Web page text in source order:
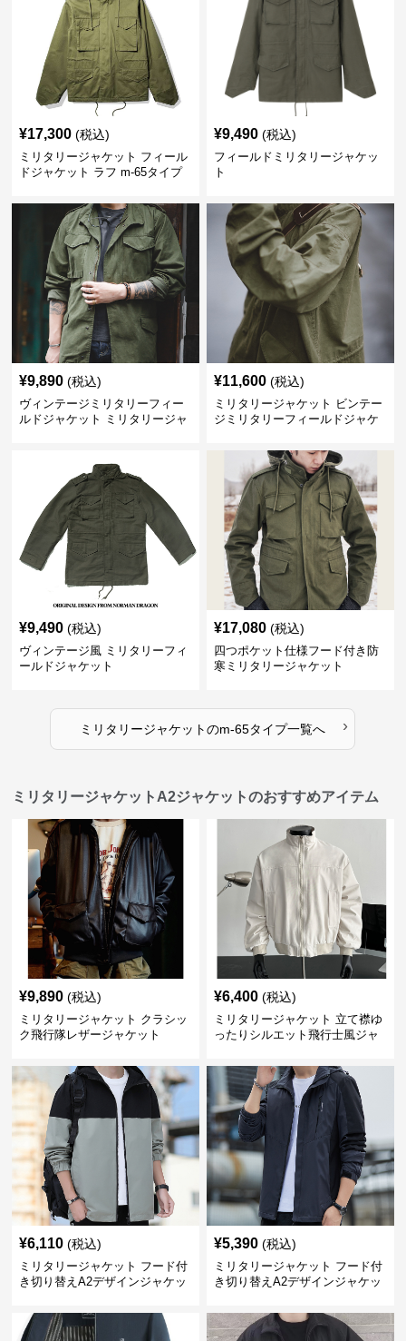
¥17,300 (税込)
ミリタリージャケット フィール
ドジャケット ラフ m-65タイプ
¥9,490 (税込)
フィールドミリタリージャケッ
ト
¥9,890 (税込)
ヴィンテージミリタリーフィー
ルドジャケット ミリタリージャ
¥11,600 (税込)
ミリタリージャケット ビンテー
ジミリタリーフィールドジャケ
¥9,490 (税込)
ヴィンテージ風 ミリタリーフィ
ールドジャケット
¥17,080 (税込)
四つポケット仕様フード付き防
寒ミリタリージャケット
ミリタリージャケットのm-65タイプ一覧へ ›
ミリタリージャケットA2ジャケットのおすすめアイテム
¥9,890 (税込)
ミリタリージャケット クラシッ
ク飛行隊レザージャケット
¥6,400 (税込)
ミリタリージャケット 立て襟ゆ
ったりシルエット飛行士風ジャ
¥6,110 (税込)
ミリタリージャケット フード付
き切り替えA2デザインジャケッ
¥5,390 (税込)
ミリタリージャケット フード付
き切り替えA2デザインジャケッ